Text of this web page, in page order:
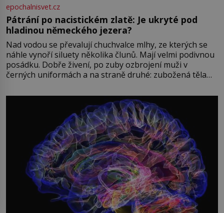
epochalnisvet.cz
Pátrání po nacistickém zlatě: Je ukryté pod
hladinou německého jezera?
Nad vodou se převalují chuchvalce mlhy, ze kterých se
náhle vynoří siluety několika člunů. Mají velmi podivnou
posádku. Dobře živení, po zuby ozbrojení muži v
černých uniformách a na straně druhé: zubožená těla
přízračná scéna znamená? Je jaro roku 1945, druhá
světová válka se chýlí ke konci. Jezero Stolpsee